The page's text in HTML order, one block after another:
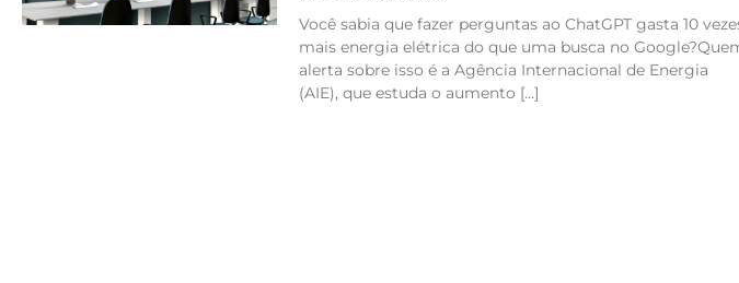
Você sabia que fazer perguntas ao ChatGPT gasta 10
mais energia elétrica do que uma busca no
alerta sobre isso é a Agência Internacional de Energia
(AIE), que estuda o aumento […]